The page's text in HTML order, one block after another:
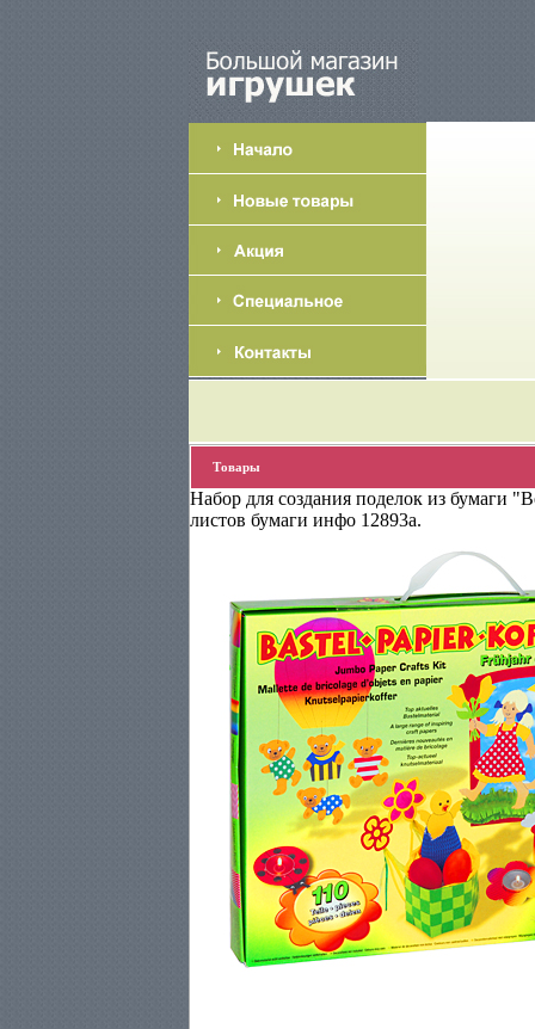
Товары
Набор для создания поделок из бумаги
листов бумаги инфо 12893a.